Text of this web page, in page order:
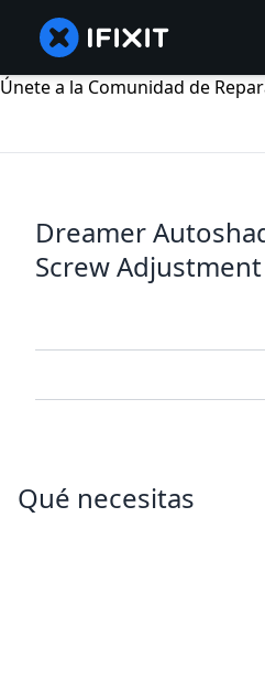
Únete a la Comunidad de
Dreamer
Screw Adjustment
Qué necesitas